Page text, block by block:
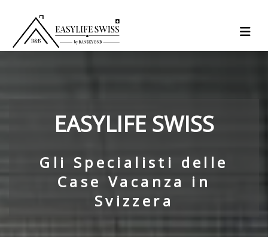
EASYLIFE SWISS
Gli Specialisti delle
Case Vacanza in
Svizzera